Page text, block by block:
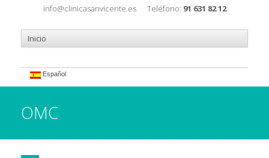
info@clinicasanvicente.es Teléfono: 91 631 82 12
Español
OMC